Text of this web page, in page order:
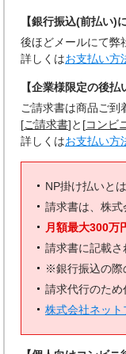
【銀行振込(前払い)
後ほどメールにて弊
詳しくはお支払い方
【企業様限定の後
ご請求書は商品ご到
[ご請求書]と[コンビ
詳しくはお支払い方
NP掛け払いと
請求書は、株
月額最大300万
請求書に記載
※銀行振込の際
請求代行のた
株式会社ネッ